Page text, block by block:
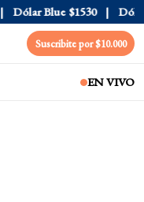
Dólar Blue $1530 Dólar
Suscribite por $10.000
EN VIVO